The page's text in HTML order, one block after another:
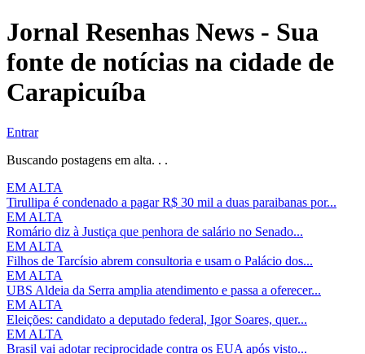
Jornal Resenhas News - Sua
fonte de notícias na cidade de
Carapicuíba
Entrar
Buscando postagens em alta. . .
EM ALTA
Tirullipa é condenado a pagar R$ 30 mil a duas paraibanas por...
EM ALTA
Romário diz à Justiça que penhora de salário no Senado...
EM ALTA
Filhos de Tarcísio abrem consultoria e usam o Palácio dos...
EM ALTA
UBS Aldeia da Serra amplia atendimento e passa a oferecer...
EM ALTA
Eleições: candidato a deputado federal, Igor Soares, quer...
EM ALTA
Brasil vai adotar reciprocidade contra os EUA após visto...